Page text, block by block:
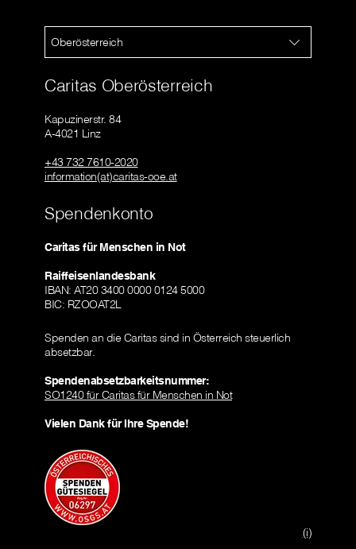
Oberösterreich
Caritas Oberösterreich
Kapuzinerstr. 84
A-4021 Linz
+43 732 7610-2020
information(at)caritas-ooe.at
Spendenkonto
Caritas für Menschen in Not
Raiffeisenlandesbank
IBAN: AT20 3400 0000 0124 5000
BIC: RZOOAT2L
Spenden an die Caritas sind in Österreich steuerlich
absetzbar.
Spendenabsetzbarkeitsnummer:
SO1240 für Caritas für Menschen in Not
Vielen Dank für Ihre Spende!
(i)